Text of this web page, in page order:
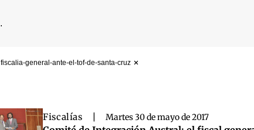
fiscalia-general-ante-el-tof-de-santa-cruz
Fiscalías Martes 30 de mayo de 2017